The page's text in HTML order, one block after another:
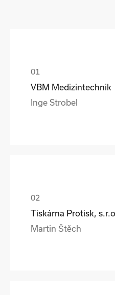
VBM Medizintechnik
Inge Strobel
Tiskárna Protisk, s.r.o.
Martin Štěch